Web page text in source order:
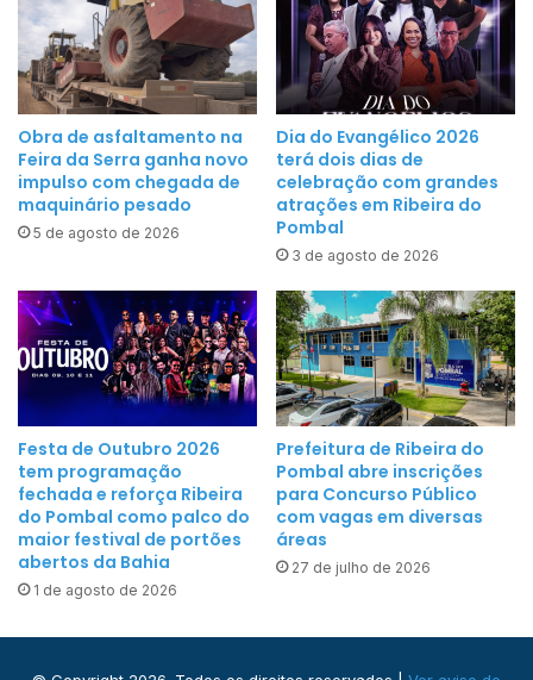
Obra de asfaltamento na
Feira da Serra ganha novo
impulso com chegada de
maquinário pesado
5 de agosto de 2026
Dia do Evangélico 2026
terá dois dias de
celebração com grandes
atrações em Ribeira do
Pombal
3 de agosto de 2026
Festa de Outubro 2026
tem programação
fechada e reforça Ribeira
do Pombal como palco do
maior festival de portões
abertos da Bahia
1 de agosto de 2026
Prefeitura de Ribeira do
Pombal abre inscrições
para Concurso Público
com vagas em diversas
áreas
27 de julho de 2026